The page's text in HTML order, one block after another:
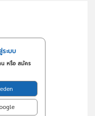
ะบบ
น หรือ สมัคร